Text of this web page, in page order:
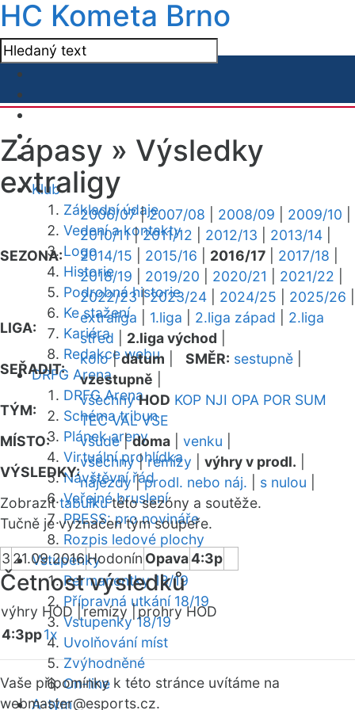
HC Kometa Brno
Klub
Základní údaje
Vedení a kontakty
Logo
Historie
Podrobná historie
Ke stažení
Kariéra
Redakce webu
DRFG Arena
DRFG Arena
Schéma tribun
Plánek areny
Virtuální prohlídka
Návštěvní řád
Veřejné bruslení
PRESS: pro novináře
Rozpis ledové plochy
Vstupenky
Permanentky 18/19
Přípravná utkání 18/19
Vstupenky 18/19
Uvolňování míst
Zvýhodněné
On-line
A-tým
Zápasy » Výsledky
extraligy
SEZONA:
2006/07|2007/08 2008/09 2009/10
2010/11|2011/12 2012/13 2013/14
2014/15
2015/16 2016/17 2017/18
2018/19
2019/20 2020/21 2021/22
2022/23|2023/24 2024/25 2025/26
LIGA:
extraliga 1.liga 2.liga západ
2.liga
střed
2.liga východ
SEŘADIT:
kolo|datum SMĚR: sestupně
vzestupně
TÝM:
všechny HOD KOP NJI OPA POR SUM
TEC VAL VSE
MÍSTO:
všude|doma venku
VÝSLEDKY:
všechny|remízy výhry v prodl.
nájezdy|prodl. nebo náj. s nulou
Zobrazittabulkutéto sezóny a soutěže.
Tučně je vyznačen tým soupeře.
3 21.09.2016Hodonín Opava4:3p
Četnost výsledků
výhry HOD |remízy |prohry HOD
4:3pp1x
Vaše připomínky k této stránce uvítáme na
webmaster@esports.cz.